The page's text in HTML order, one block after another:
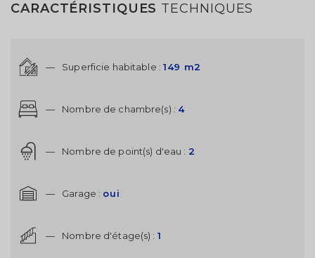
CARACTÉRISTIQUES TECHNIQUES
— Superficie habitable :149 m2
— Nombre de chambre(s) : 4
— Nombre de point(s) d'eau : 2
— Garage : oui
— Nombre d'étage(s) : 1